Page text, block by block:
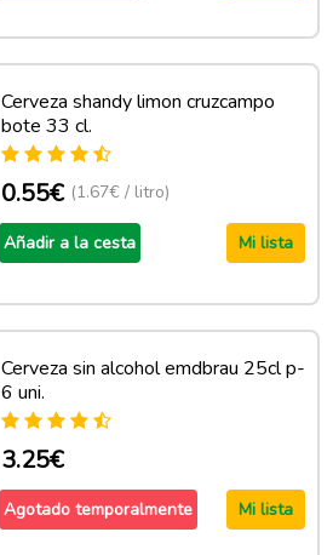
Cerveza shandy limon cruzcampo
bote 33 cl.
0.55€ (1.67€ / litro)
Añadir a la cesta Mi lista
Cerveza sin alcohol emdbrau 25cl p-
6 uni.
3.25€
Agotado temporalmente Mi lista